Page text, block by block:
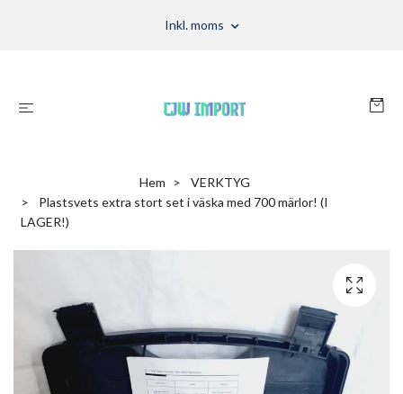
Inkl. moms
Hem
VERKTYG
Plastsvets extra stort set i väska med 700 märlor! (I
LAGER!)